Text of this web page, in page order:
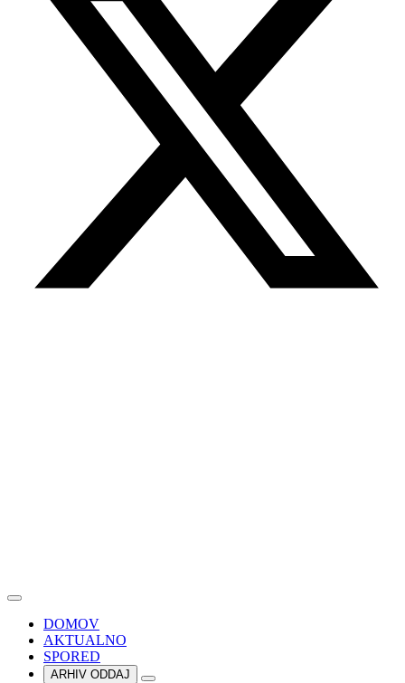
DOMOV
AKTUALNO
SPORED
ARHIV ODDAJ